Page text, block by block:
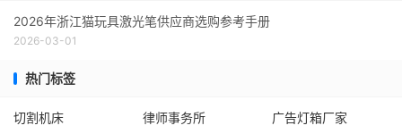
2026年浙江猫玩具激光笔供应商选购参考手册
2026-03-01
热门标签
切割机床 律师事务所
广告灯箱厂家